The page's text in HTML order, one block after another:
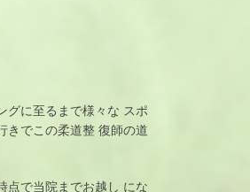
グに至るまで様々な スポ
きでこの柔道整 復師の道
点で当院までお越し にな